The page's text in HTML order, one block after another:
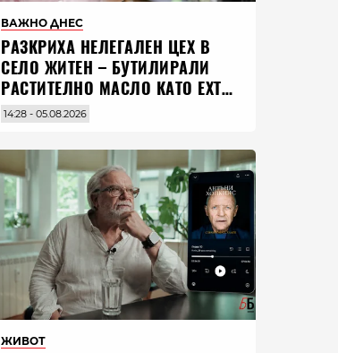
ВАЖНО ДНЕС
РАЗКРИХА НЕЛЕГАЛЕН ЦЕХ В
СЕЛО ЖИТЕН – БУТИЛИРАЛИ
РАСТИТЕЛНО МАСЛО КАТО EXTRA
VIRGIN ЗЕХТИН
14:28 - 05.08.2026
ЖИВОТ